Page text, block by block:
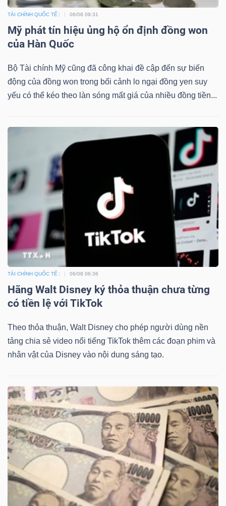
TÀI CHÍNH QUỐC TẾ 06/08 09:31
Mỹ phát tín hiệu ủng hộ ổn định đồng won
của Hàn Quốc
Bộ Tài chính Mỹ cũng đã công khai đề cập đến sự biến
động của đồng won trong bối cảnh lo ngại đồng yen suy
yếu có thể kéo theo làn sóng mất giá của nhiều đồng tiền...
TÀI CHÍNH QUỐC TẾ 06/08 06:36
Hãng Walt Disney ký thỏa thuận chưa từng
có tiền lệ với TikTok
Theo thỏa thuận, Walt Disney cho phép người dùng nền
tảng chia sẻ video nổi tiếng TikTok thêm các đoạn phim và
nhân vật của Disney vào nội dung sáng tạo.
khoán
(-)
Tất cả Cổ phiếu
Lãnh
đạo
(-)
(-)
Bài
viết
của
tác
giả
cáo
phân
tích
Thuật
ngữ
(-)
Dịch
vụ
(-)